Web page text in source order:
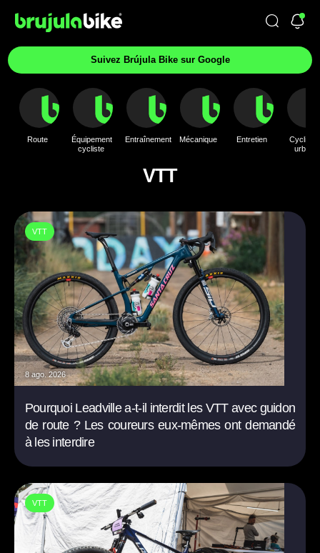
Suivez Brújula Bike sur Google
Route
Équipement
cycliste
Entraînement Mécanique Entretien
urbain
VTT
VTT
8 ago. 2026
Pourquoi Leadville a-t-il interdit les VTT avec guidon
de route ? Les coureurs eux-mêmes ont demandé
à les interdire
VTT